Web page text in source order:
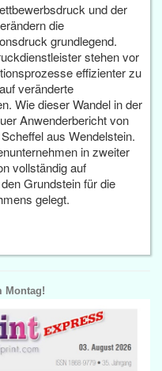
und der
die
grundlegend.
stehen vor
effizienter zu
veränderte
Wie dieser Wandel in der
Anwenderbericht von
aus Wendelstein.
in zweiter
vollständig auf
Grundstein für die
gelegt.
Montag!